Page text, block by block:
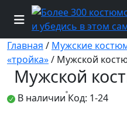
Главная / Мужские
«тройка»/ Мужской
Мужской
В наличии Код: 1-24